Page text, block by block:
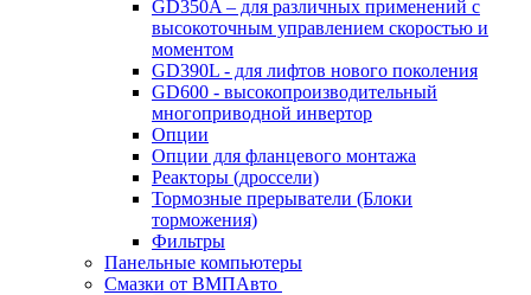
GD350A – для различных применений с
высокоточным управлением скоростью и
моментом
GD390L - для лифтов нового поколения
GD600 - высокопроизводительный
многоприводной инвертор
Опции
Опции для фланцевого монтажа
Реакторы (дроссели)
Тормозные прерыватели (Блоки
торможения)
Фильтры
Панельные компьютеры
Смазки от ВМПАвто